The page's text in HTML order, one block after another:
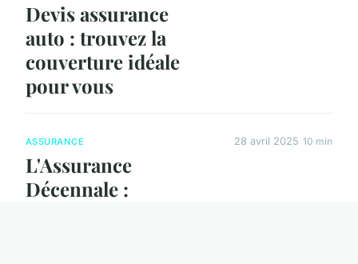
Devis assurance
auto : trouvez la
couverture idéale
pour vous
ASSURANCE
L'Assurance
Décennale :
28 avril 2025 10 min